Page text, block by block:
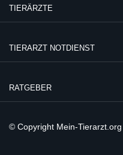
TIERÄRZTE
TIERARZT NOTDIENST
RATGEBER
© Copyright Mein-